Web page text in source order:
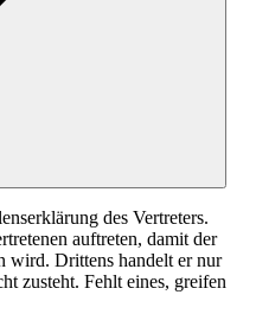
des Vertreters.
auftreten, damit der
wird. Drittens handelt er nur
zusteht. Fehlt eines, greifen